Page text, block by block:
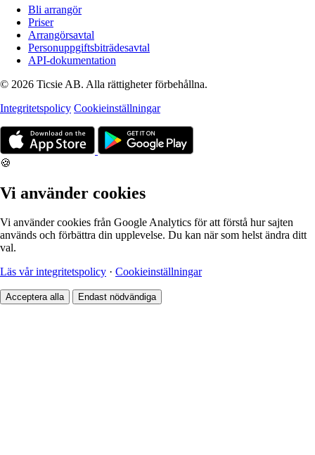
Bli arrangör
Priser
Arrangörsavtal
Personuppgiftsbiträdesavtal
API-dokumentation
© 2026 Ticsie AB. Alla rättigheter förbehållna.
Integritetspolicy Cookieinställningar
🍪
Vi använder cookies
Vi använder cookies från Google Analytics för att förstå hur sajten
används och förbättra din upplevelse. Du kan när som helst ändra ditt
val.
Läs vår integritetspolicy · Cookieinställningar
Acceptera alla Endast nödvändiga